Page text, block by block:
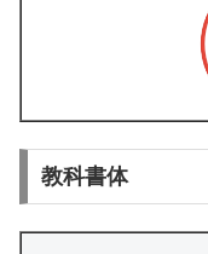
教科書体